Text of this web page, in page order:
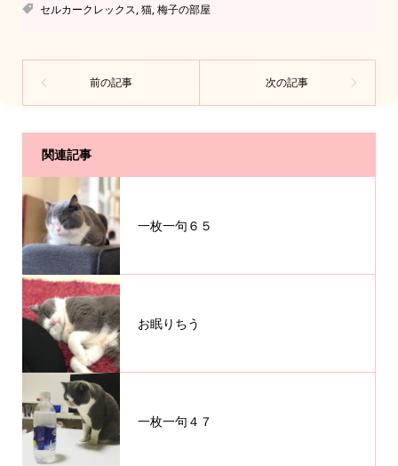
セルカークレックス,猫,梅子の部屋
関連記事
一枚一句６５
お眠りちう
一枚一句４７